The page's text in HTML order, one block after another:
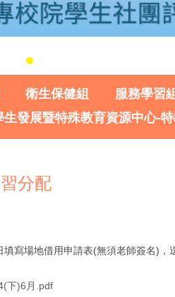
衛生保健組 服務學習
生發展暨特殊教育資源中心-
分配
寫場地借用申請表(無須老師簽名)，
下)6月.pdf